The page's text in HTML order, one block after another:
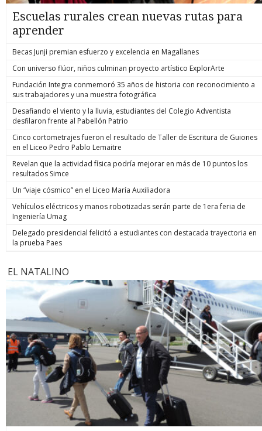
Escuelas rurales crean nuevas rutas para
aprender
Becas Junji premian esfuerzo y excelencia en Magallanes
Con universo flúor, niños culminan proyecto artístico ExplorArte
Fundación Integra conmemoró 35 años de historia con reconocimiento a
sus trabajadores y una muestra fotográfica
Desafiando el viento y la lluvia, estudiantes del Colegio Adventista
desfilaron frente al Pabellón Patrio
Cinco cortometrajes fueron el resultado de Taller de Escritura de Guiones
en el Liceo Pedro Pablo Lemaitre
Revelan que la actividad física podría mejorar en más de 10 puntos los
resultados Simce
Un “viaje cósmico” en el Liceo María Auxiliadora
Vehículos eléctricos y manos robotizadas serán parte de 1era feria de
Ingeniería Umag
Delegado presidencial felicitó a estudiantes con destacada trayectoria en
la prueba Paes
EL NATALINO